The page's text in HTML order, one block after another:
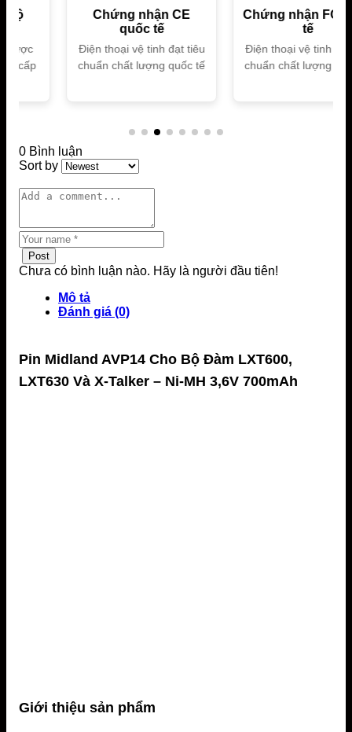
Chứng nhận CE
quốc tế
Điện thoại vệ tinh đạt tiêu
chuẩn chất lượng quốc tế
Chứng nhận FC quốc
Điện thoại vệ tinh đạt tiêu
chuẩn chất lượng quốc tế
0 Bình luận
Sort by
Post
Chưa có bình luận nào. Hãy là người đầu tiên!
Mô tả
Đánh giá (0)
Pin Midland AVP14 Cho Bộ Đàm LXT600,
LXT630 Và X-Talker – Ni-MH 3,6V 700mAh
Giới thiệu sản phẩm